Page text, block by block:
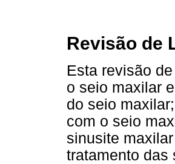
Revisão de
Esta revisão
o seio maxilar
do seio
com o seio
sinusite
tratamento das